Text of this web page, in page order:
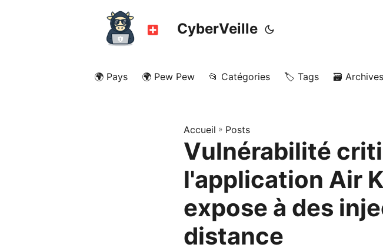
CyberVeille
🌍 Pays 🌍 Pew Pew 📂 Catégories 🏷️ Tags 🗃️ Archives
Accueil » Posts
Vulnérabilité
l'application Air
expose à des
distance